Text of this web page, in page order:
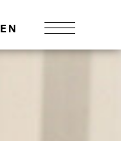
EN